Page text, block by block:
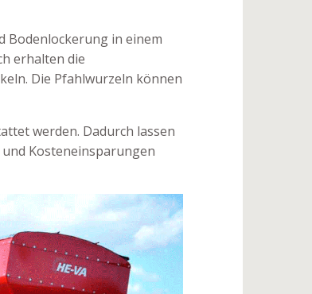
Bodenlockerung in einem
erhalten die
Die Pfahlwurzeln können
werden. Dadurch lassen
Kosteneinsparungen